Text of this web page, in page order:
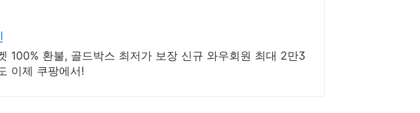
100% 환불, 골드박스 최저가 보장 신규 와우회원 최대 2만3
이제 쿠팡에서!